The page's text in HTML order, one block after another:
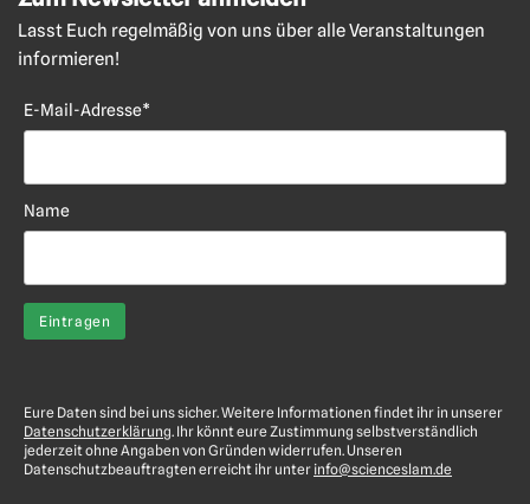
Lasst Euch regelmäßig von uns über alle Veranstaltungen
informieren!
E-Mail-Adresse*
Name
Eure Daten sind bei uns sicher. Weitere Informationen findet ihr in unserer
Datenschutzerklärung. Ihr könnt eure Zustimmung selbstverständlich
jederzeit ohne Angaben von Gründen widerrufen. Unseren
Datenschutzbeauftragten erreicht ihr unter info@scienceslam.de